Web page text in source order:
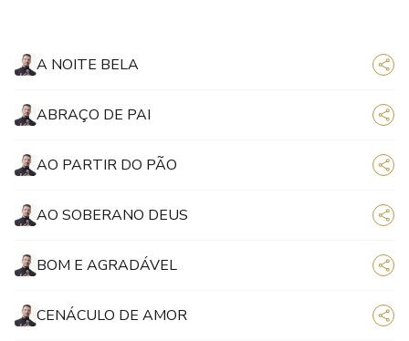
A NOITE BELA
ABRAÇO DE PAI
AO PARTIR DO PÃO
AO SOBERANO DEUS
BOM E AGRADÁVEL
CENÁCULO DE AMOR